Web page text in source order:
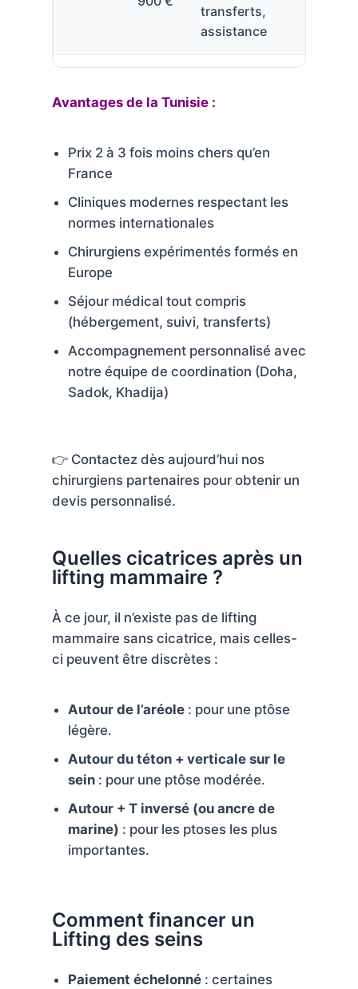
transferts,
assistance
Avantages de la Tunisie :
Prix 2 à 3 fois moins chers qu’en
France
Cliniques modernes respectant les
normes internationales
Chirurgiens expérimentés formés en
Europe
Séjour médical tout compris
(hébergement, suivi, transferts)
Accompagnement personnalisé avec
notre équipe de coordination (Doha,
Sadok, Khadija)
👉 Contactez dès aujourd’hui nos
chirurgiens partenaires pour obtenir un
devis personnalisé.
Quelles cicatrices après un
lifting mammaire ?
À ce jour, il n’existe pas de lifting
mammaire sans cicatrice, mais celles-
ci peuvent être discrètes :
Autour de l’aréole: pour une ptôse
légère.
Autour du téton + verticale sur le
sein: pour une ptôse modérée.
Autour + T inversé (ou ancre de
marine) : pour les ptoses les plus
importantes.
Comment financer un
Lifting des seins
Paiement échelonné: certaines